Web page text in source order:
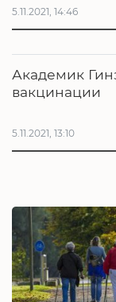
5.11.2021, 14:46
Академик
вакцинации
5.11.2021, 13:10